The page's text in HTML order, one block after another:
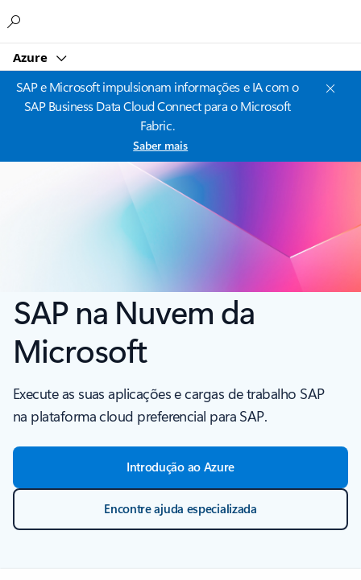
Azure
SAP e Microsoft impulsionam informações e IA com o
SAP Business Data Cloud Connect para o Microsoft
Fabric.
Saber mais
SAP na Nuvem da
Microsoft
Execute as suas aplicações e cargas de trabalho SAP
na plataforma cloud preferencial para SAP.
Introdução ao Azure
Encontre ajuda especializada